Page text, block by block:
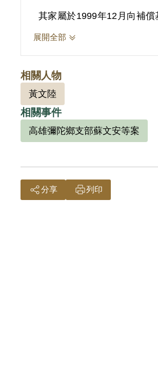
其家屬於1999年12月向補
以其在保密局之供述及另案
展開全部
相關人物
黃文陸
相關事件
高雄彌陀鄉支部蘇文安等案
分享 列印